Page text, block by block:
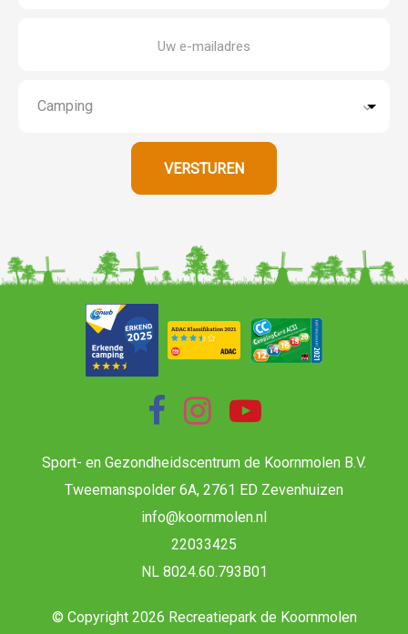
Uw e-mailadres
Sport- en Gezondheidscentrum de Koornmolen B.V.
Tweemanspolder 6A, 2761 ED Zevenhuizen
info@koornmolen.nl
22033425
NL 8024.60.793B01
© Copyright 2026 Recreatiepark de Koornmolen